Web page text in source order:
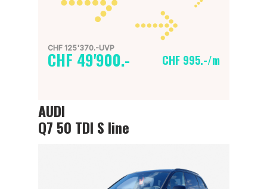
CHF 125'370.-UVP
CHF 49'900.- CHF 995.-/m
AUDI
Q7 50 TDI S line